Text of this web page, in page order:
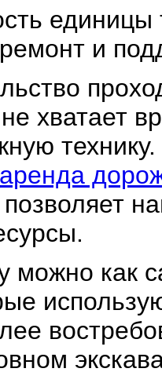
единицы
и
не хватает
аренда
позволяет
можно как